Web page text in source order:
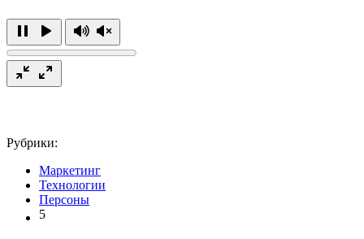
Рубрики:
Маркетинг
Технологии
Персоны
5